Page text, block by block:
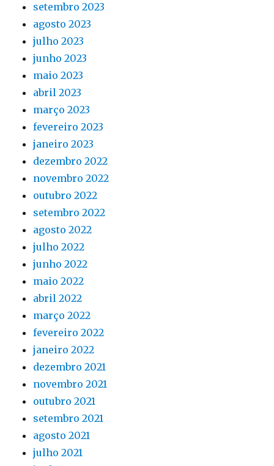
setembro 2023
agosto 2023
julho 2023
junho 2023
maio 2023
abril 2023
março 2023
fevereiro 2023
janeiro 2023
dezembro 2022
novembro 2022
outubro 2022
setembro 2022
agosto 2022
julho 2022
junho 2022
maio 2022
abril 2022
março 2022
fevereiro 2022
janeiro 2022
dezembro 2021
novembro 2021
outubro 2021
setembro 2021
agosto 2021
julho 2021